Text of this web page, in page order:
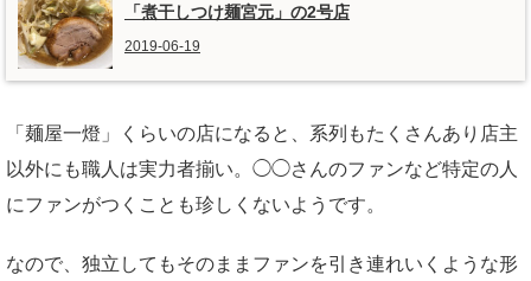
「煮干しつけ麺宮元」の2号店
2019-06-19
「麺屋一燈」くらいの店になると、系列もたくさんあり店主
以外にも職人は実力者揃い。◯◯さんのファンなど特定の人
にファンがつくことも珍しくないようです。
なので、独立してもそのままファンを引き連れいくような形